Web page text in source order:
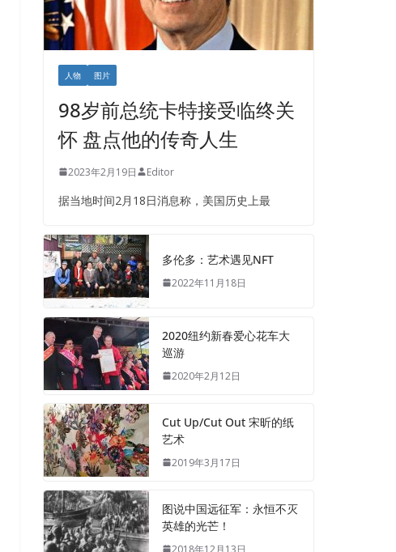
人物 图片
98岁前总统卡特接受临终关
怀 盘点他的传奇人生
2023年2月19日 Editor
据当地时间2月18日消息称，美国历史上最
多伦多：艺术遇见NFT
2022年11月18日
2020纽约新春爱心花车大
巡游
2020年2月12日
Cut Up/Cut Out 宋昕的纸
艺术
2019年3月17日
图说中国远征军：永恒不灭
英雄的光芒！
2018年12月13日